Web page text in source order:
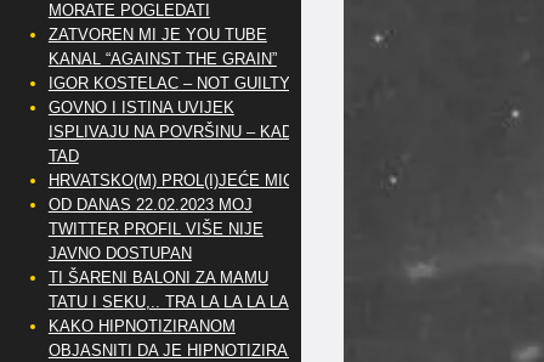
MORATE POGLEDATI
ZATVOREN MI JE YOU TUBE
KANAL “AGAINST THE GRAIN”
IGOR KOSTELAC – NOT GUILTY
GOVNO I ISTINA UVIJEK
ISPLIVAJU NA POVRŠINU – KAD
TAD
HRVATSKO(M) PROL(I)JEĆE MIG
OD DANAS 22.02.2023 MOJ
TWITTER PROFIL VIŠE NIJE
JAVNO DOSTUPAN
TI ŠARENI BALONI ZA MAMU
TATU I SEKU,.. TRA LA LA LA LA
KAKO HIPNOTIZIRANOM
OBJASNITI DA JE HIPNOTIZIRAN